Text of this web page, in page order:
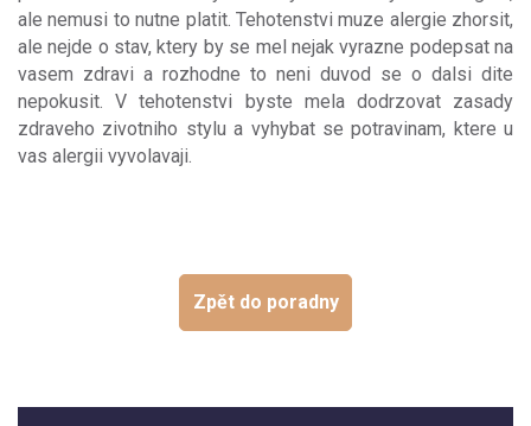
ale nemusi to nutne platit. Tehotenstvi muze alergie zhorsit,
ale nejde o stav, ktery by se mel nejak vyrazne podepsat na
vasem zdravi a rozhodne to neni duvod se o dalsi dite
nepokusit. V tehotenstvi byste mela dodrzovat zasady
zdraveho zivotniho stylu a vyhybat se potravinam, ktere u
vas alergii vyvolavaji.
Zpět do poradny